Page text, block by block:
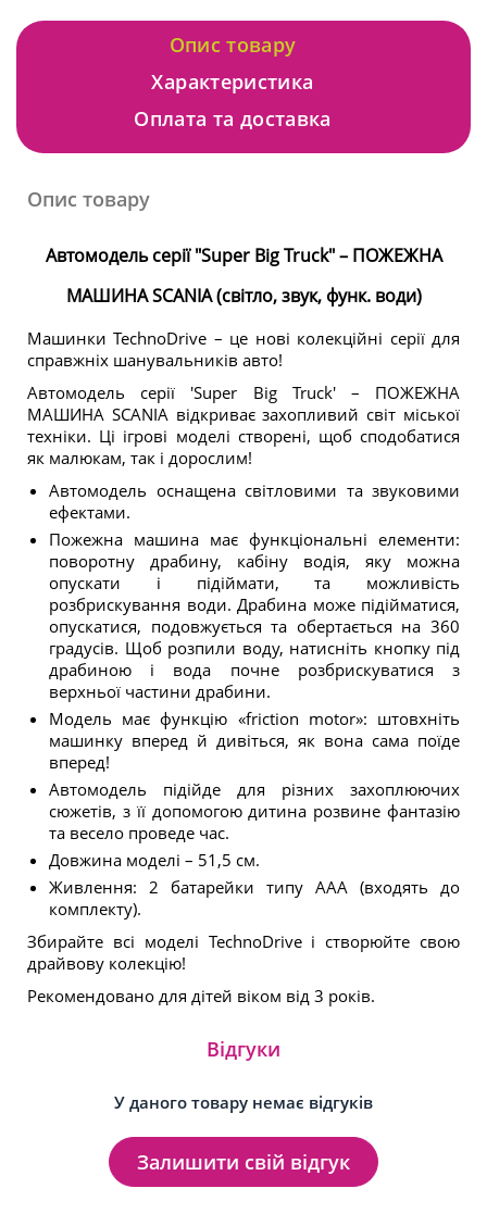
Опис товару
Характеристика
Оплата та доставка
Опис товару
Автомодель серії "Super Big Truck" – ПОЖЕЖНА
МАШИНА SCANIA (світло, звук, функ. води)
Машинки TechnoDrive – це нові колекційні серії для
справжніх шанувальників авто!
Автомодель серії 'Super Big Truck' – ПОЖЕЖНА
МАШИНА SCANIA відкриває захопливий світ міської
техніки. Ці ігрові моделі створені, щоб сподобатися
як малюкам, так і дорослим!
Автомодель оснащена світловими та звуковими
ефектами.
Пожежна машина має функціональні елементи:
поворотну драбину, кабіну водія, яку можна
опускати і підіймати, та можливість
розбрискування води. Драбина може підійматися,
опускатися, подовжується та обертається на 360
градусів. Щоб розпили воду, натисніть кнопку під
драбиною і вода почне розбрискуватися з
верхньої частини драбини.
Модель має функцію «friction motor»: штовхніть
машинку вперед й дивіться, як вона сама поїде
вперед!
Автомодель підійде для різних захоплюючих
сюжетів, з її допомогою дитина розвине фантазію
та весело проведе час.
Довжина моделі – 51,5 см.
Живлення: 2 батарейки типу ААА (входять до
комплекту).
Збирайте всі моделі TechnoDrive і створюйте свою
драйвову колекцію!
Рекомендовано для дітей віком від 3 років.
Відгуки
У даного товару немає відгуків
Залишити свій відгук